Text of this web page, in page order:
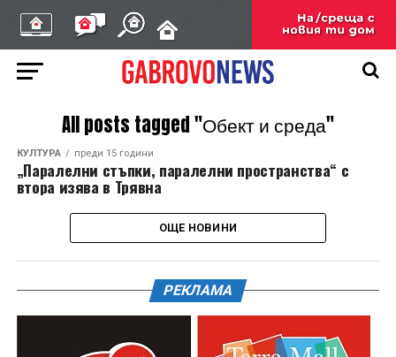
All posts tagged "Обект и среда"
КУЛТУРА преди 15 години
„Паралелни стъпки, паралелни пространства“ с
втора изява в Трявна
ОЩЕ НОВИНИ
РЕКЛАМА